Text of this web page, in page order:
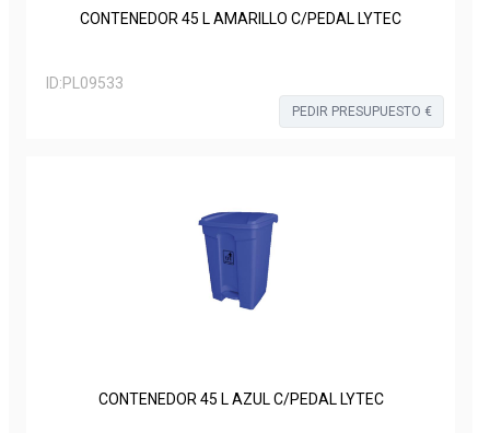
CONTENEDOR 45 L AMARILLO C/PEDAL LYTEC
ID:PL09533
PEDIR PRESUPUESTO €
CONTENEDOR 45 L AZUL C/PEDAL LYTEC